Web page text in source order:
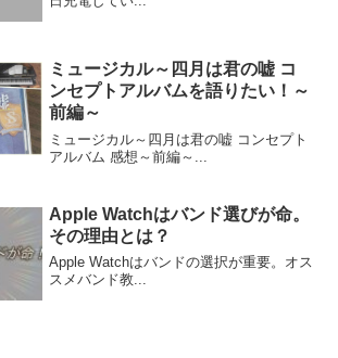
ミュージカル～四月は君の嘘 コ
ンセプトアルバムを語りたい！～
前編～
ミュージカル～四月は君の嘘 コンセプト
アルバム 感想～前編～...
Apple Watchはバンド選びが命。
その理由とは？
Apple Watchはバンドの選択が重要。オス
スメバンド教...